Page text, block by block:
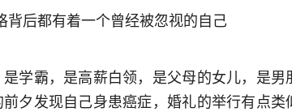
背后都有着一个曾经被忽视的自己
学霸，是高薪白领，是父母的女儿，是
夕发现自己身患癌症，婚礼的举行有点